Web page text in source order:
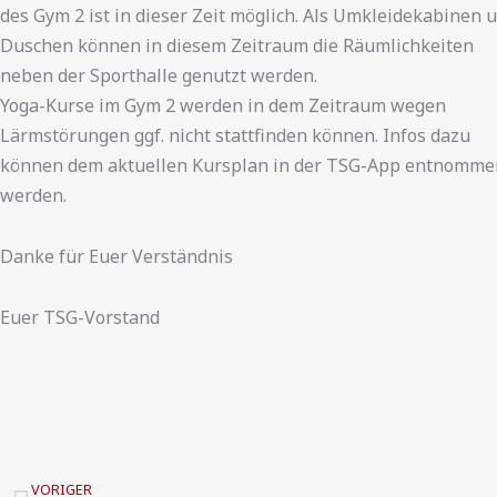
des Gym 2 ist in dieser Zeit möglich. Als Umkleidekabinen
Duschen können in diesem Zeitraum die Räumlichkeiten
neben der Sporthalle genutzt werden.
Yoga-Kurse im Gym 2 werden in dem Zeitraum wegen
Lärmstörungen ggf. nicht stattfinden können. Infos dazu
können dem aktuellen Kursplan in der TSG-App
werden.
Danke für Euer Verständnis
Euer TSG-Vorstand
VORIGER